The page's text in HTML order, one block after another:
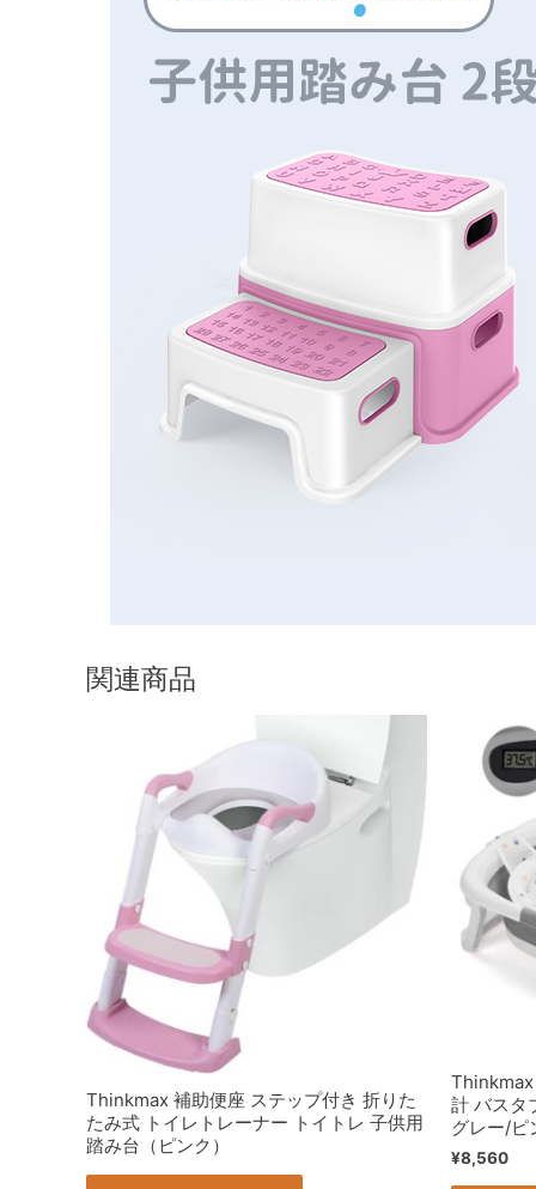
関連商品
Thinkmax 補助便座 ステップ付き 折りた
たみ式 トイレトレーナー トイトレ 子供用
踏み台（ピンク）
Thinkmax
計 バスタ
グレー/ピ
¥8,560